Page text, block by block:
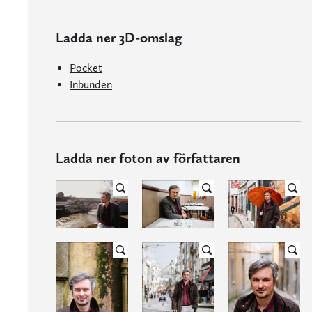
Ladda ner 3D-omslag
Pocket
Inbunden
Ladda ner foton av författaren